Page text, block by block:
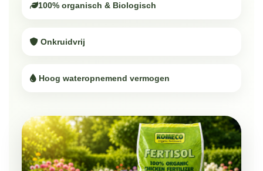
100% organisch & Biologisch
Onkruidvrij
Hoog wateropnemend vermogen